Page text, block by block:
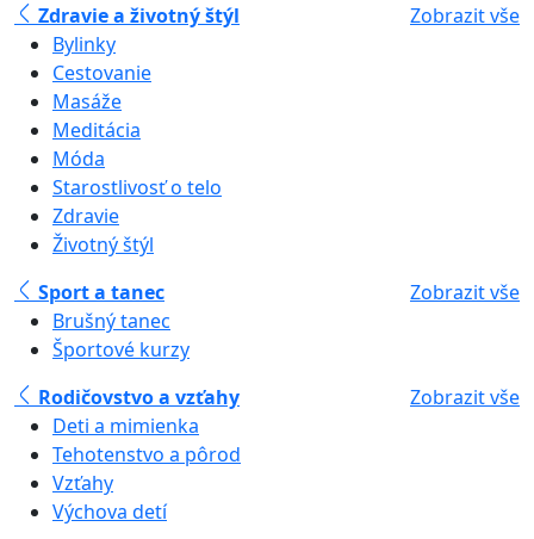
Zdravie a životný štýl
Zobrazit vše
Bylinky
Cestovanie
Masáže
Meditácia
Móda
Starostlivosť o telo
Zdravie
Životný štýl
Sport a tanec
Zobrazit vše
Brušný tanec
Športové kurzy
Rodičovstvo a vzťahy
Zobrazit vše
Deti a mimienka
Tehotenstvo a pôrod
Vzťahy
Výchova detí